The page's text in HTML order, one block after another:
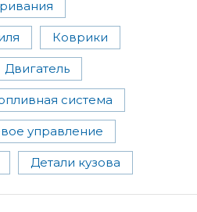
Коврики
Двигатель
система
управление
Детали кузова